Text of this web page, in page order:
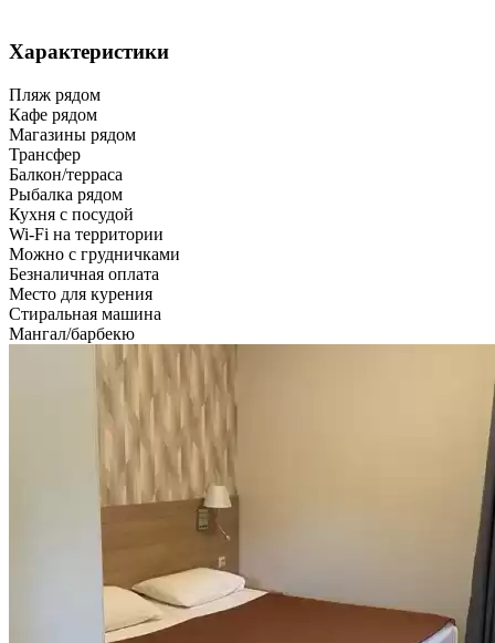
Характеристики
Пляж рядом
Кафе рядом
Магазины рядом
Трансфер
Балкон/терраса
Рыбалка рядом
Кухня с посудой
Wi-Fi на территории
Можно с грудничками
Безналичная оплата
Место для курения
Стиральная машина
Мангал/барбекю